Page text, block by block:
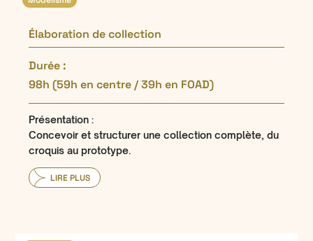
Élaboration de collection
Durée :
98h (59h en centre / 39h en FOAD)
Présentation :
Concevoir et structurer une collection complète, du
croquis au prototype.
LIRE PLUS